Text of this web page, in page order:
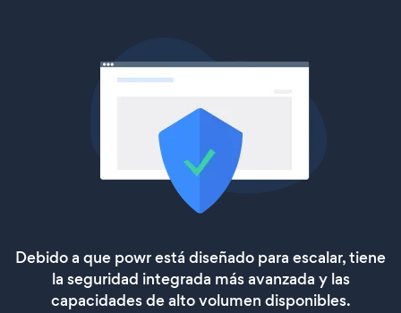
Debido a que powr está diseñado para escalar, tiene
la seguridad integrada más avanzada y las
capacidades de alto volumen disponibles.